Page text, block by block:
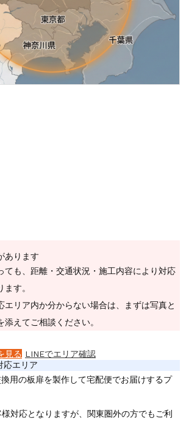
あります
ても、距離・交通状況・施工内容により対応
す。
エリア内か分からない場合は、まずは写真と
えてご相談ください。
見る LINEでエリア確認
エリア
用の板扉を製作して宅配便でお届けするプ
対応となりますが、関東圏外の方でもご利